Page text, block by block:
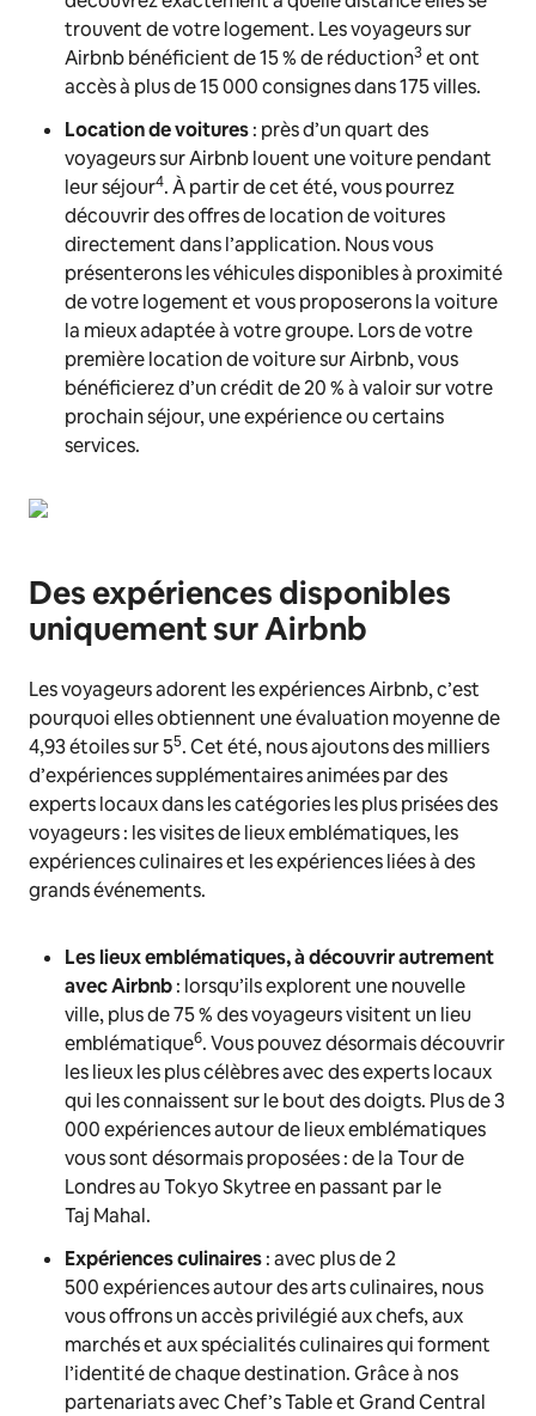
trouvent de votre logement. Les voyageurs sur
Airbnb bénéficient de 15 % de réduction3et ont
accès à plus de 15 000 consignes dans 175 villes.
Location de voitures: près d’un quart des
voyageurs sur Airbnb louent une voiture pendant
leur séjour4. À partir de cet été, vous pourrez
découvrir des offres de location de voitures
directement dans l’application. Nous vous
présenterons les véhicules disponibles à proximité
de votre logement et vous proposerons la voiture
la mieux adaptée à votre groupe. Lors de votre
première location de voiture sur Airbnb, vous
bénéficierez d’un crédit de 20 % à valoir sur votre
prochain séjour, une expérience ou certains
services.
Des expériences disponibles
uniquement sur Airbnb
Les voyageurs adorent les expériences Airbnb, c’est
pourquoi elles obtiennent une évaluation moyenne de
4,93 étoiles sur 55. Cet été, nous ajoutons des milliers
d’expériences supplémentaires animées par des
experts locaux dans les catégories les plus prisées des
voyageurs : les visites de lieux emblématiques, les
expériences culinaires et les expériences liées à des
grands événements.
Les lieux emblématiques, à découvrir autrement
avec Airbnb: lorsqu’ils explorent une nouvelle
ville, plus de 75 % des voyageurs visitent un lieu
emblématique6. Vous pouvez désormais découvrir
les lieux les plus célèbres avec des experts locaux
qui les connaissent sur le bout des doigts. Plus de 3
000 expériences autour de lieux emblématiques
vous sont désormais proposées : de la Tour de
Londres au Tokyo Skytree en passant par le
Taj Mahal.
Expériences culinaires: avec plus de 2
500 expériences autour des arts culinaires, nous
vous offrons un accès privilégié aux chefs, aux
marchés et aux spécialités culinaires qui forment
l’identité de chaque destination. Grâce à nos
partenariats avec Chef’s Table et Grand Central